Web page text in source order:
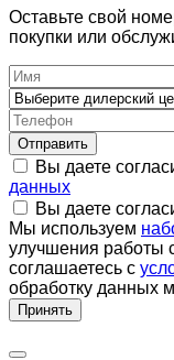
Оставьте свой
покупки или
Отправить
Вы даете
данных
Вы даете
Мы используем
улучшения работы
соглашаетесь с
обработку данных
Принять